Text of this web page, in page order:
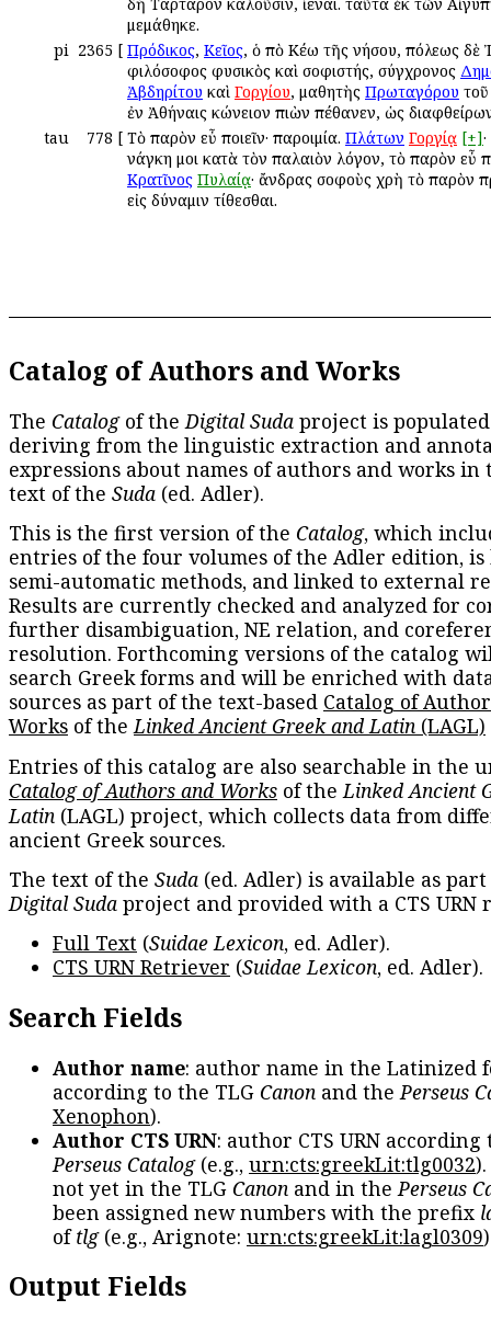
μεμάθηκε.
pi 2365 [ Πρόδικος, Κεῖος, ὁ ἀπὸ Κέω τῆς νήσου, πόλεως δὲ
φιλόσοφος φυσικὸς καὶ σοφιστής, σύγχρονος
Ἀβδηρίτου καὶ Γοργίου, μαθητὴς Πρωταγόρου
ἐν Ἀθήναις κώνειον πιὼν ἀπέθανεν, ὡς
tau
778 [ Τὸ παρὸν εὖ ποιεῖν· παροιμία. Πλάτων Γοργίᾳ [+]
ἀνάγκη μοι κατὰ τὸν παλαιὸν λόγον, τὸ παρὸν εὖ
Κρατῖνος Πυλαίᾳ· ἄνδρας σοφοὺς χρὴ τὸ παρὸν
εἰς δύναμιν τίθεσθαι.
Catalog of Authors and Works
The Catalogof theDigital Suda project is
deriving from the linguistic extraction and
expressions about names of authors and works in
text of the Suda (ed. Adler).
This is the first version of the Catalog, which
entries of the four volumes of the Adler edition, is
semi-automatic methods, and linked to external
Results are currently checked and analyzed for
further disambiguation, NE relation, and
resolution. Forthcoming versions of the catalog
search Greek forms and will be enriched with
sources as part of the text-based Catalog of
Works of theLinked Ancient Greek and Latin (LAGL)
Entries of this catalog are also searchable in the
Catalog of Authors and Works of theLinked Ancient
Latin (LAGL) project, which collects data from
ancient Greek sources.
The text of the Suda (ed. Adler) is available as
Digital Suda project and provided with a CTS URN
Full Text (Suidae Lexicon, ed. Adler).
CTS URN Retriever (Suidae Lexicon, ed. Adler).
Search Fields
Author name: author name in the Latinized
according to the TLG Canon and thePerseus
Xenophon).
Author CTS URN: author CTS URN according
Perseus Catalog(e.g., urn:cts:greekLit:tlg0032
not yet in the TLG Canon and in thePerseus
been assigned new numbers with the prefix
oftlg(e.g., Arignote: urn:cts:greekLit:lagl0309
Output Fields